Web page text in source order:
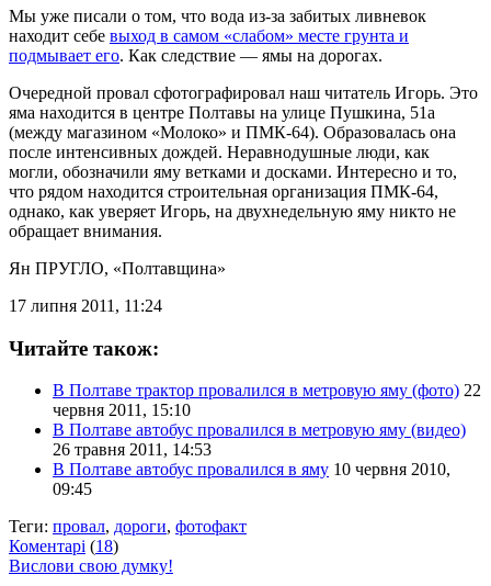
Мы уже писали о том, что вода из-за забитых ливневок
находит себе выход в самом «слабом» месте грунта и
подмывает его. Как следствие — ямы на дорогах.
Очередной провал сфотографировал наш читатель Игорь. Это
яма находится в центре Полтавы на улице Пушкина, 51а
(между магазином «Молоко» и ПМК-64). Образовалась она
после интенсивных дождей. Неравнодушные люди, как
могли, обозначили яму ветками и досками. Интересно и то,
что рядом находится строительная организация ПМК-64,
однако, как уверяет Игорь, на двухнедельную яму никто не
обращает внимания.
Ян ПРУГЛО, «Полтавщина»
17 липня 2011, 11:24
Читайте також:
В Полтаве трактор провалился в метровую яму (фото) 22
червня 2011, 15:10
В Полтаве автобус провалился в метровую яму (видео)
26 травня 2011, 14:53
В Полтаве автобус провалился в яму 10 червня 2010,
09:45
Теги: провал, дороги, фотофакт
Коментарі (18)
Вислови свою думку!